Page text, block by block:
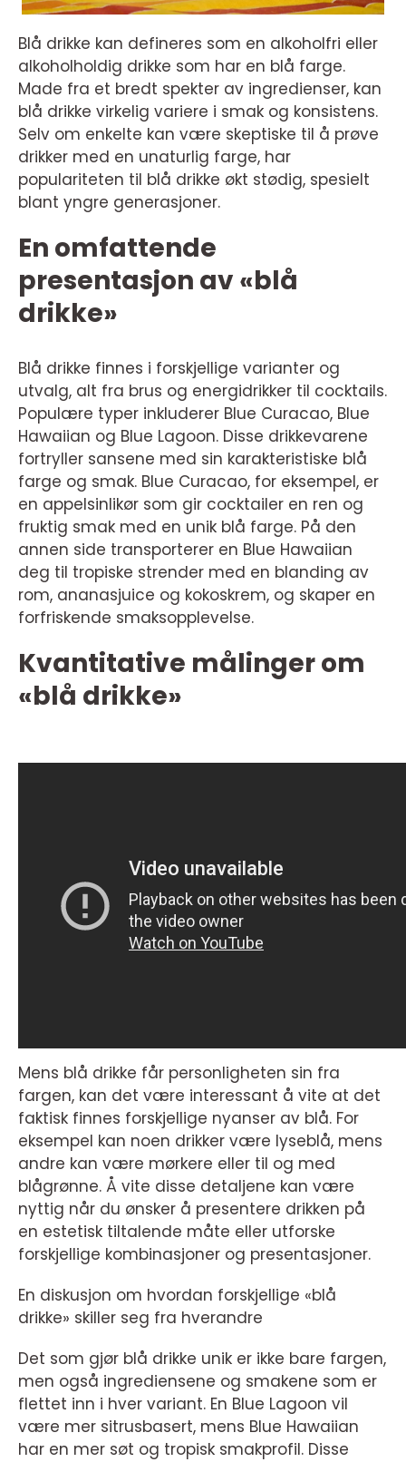
Blå drikke kan defineres som en alkoholfri eller
alkoholholdig drikke som har en blå farge.
Made fra et bredt spekter av ingredienser, kan
blå drikke virkelig variere i smak og konsistens.
Selv om enkelte kan være skeptiske til å prøve
drikker med en unaturlig farge, har
populariteten til blå drikke økt stødig, spesielt
blant yngre generasjoner.
En omfattende
presentasjon av «blå
drikke»
Blå drikke finnes i forskjellige varianter og
utvalg, alt fra brus og energidrikker til cocktails.
Populære typer inkluderer Blue Curacao, Blue
Hawaiian og Blue Lagoon. Disse drikkevarene
fortryller sansene med sin karakteristiske blå
farge og smak. Blue Curacao, for eksempel, er
en appelsinlikør som gir cocktailer en ren og
fruktig smak med en unik blå farge. På den
annen side transporterer en Blue Hawaiian
deg til tropiske strender med en blanding av
rom, ananasjuice og kokoskrem, og skaper en
forfriskende smaksopplevelse.
Kvantitative målinger om
«blå drikke»
Mens blå drikke får personligheten sin fra
fargen, kan det være interessant å vite at det
faktisk finnes forskjellige nyanser av blå. For
eksempel kan noen drikker være lyseblå, mens
andre kan være mørkere eller til og med
blågrønne. Å vite disse detaljene kan være
nyttig når du ønsker å presentere drikken på
en estetisk tiltalende måte eller utforske
forskjellige kombinasjoner og presentasjoner.
En diskusjon om hvordan forskjellige «blå
drikke» skiller seg fra hverandre
Det som gjør blå drikke unik er ikke bare fargen,
men også ingrediensene og smakene som er
flettet inn i hver variant. En Blue Lagoon vil
være mer sitrusbasert, mens Blue Hawaiian
har en mer søt og tropisk smakprofil. Disse